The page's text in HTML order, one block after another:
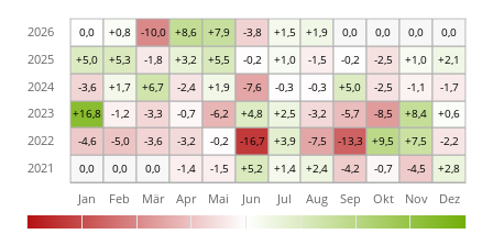
0,0 0,0 0,0 -1,4 -1,5 +5,2 +1,4 +2,4 -4,2 -0,7 -4,5 +2,8
-4,6 -5,0 -3,6 -3,2 -0,2 -16,7 +3,9 -7,5 -13,3 +9,5 +7,5 -2,2
+16,8 -1,2 -3,3 -0,7 -6,2 +4,8 +2,5 -3,2 -5,7 -8,5 +8,4 +0,6
-3,6 +1,7 +6,7 -2,4 +1,9 -7,6 -0,3 -0,3 +5,0 -2,5 -1,1 -1,7
+5,0 +5,3 -1,8 +3,2 +5,5 -0,2 +1,0 -1,5 -0,2 -2,5 +1,0 +2,1
0,0 +0,8 -10,0 +8,6 +7,9 -3,8 +1,5 +1,9 0,0 0,0 0,0 0,0
Jan Feb Mär Apr Mai Jun Jul Aug Sep Okt Nov Dez
2021
2022
2023
2024
2025
2026